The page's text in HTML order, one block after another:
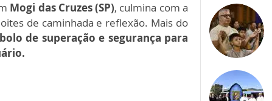
Mogi das Cruzes (SP), culmina com a
de caminhada e reflexão. Mais do
de superação e segurança para